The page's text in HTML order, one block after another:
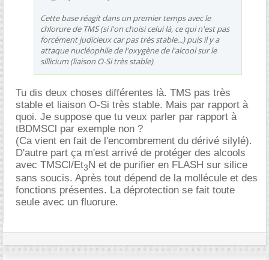
Cette base réagit dans un premier temps avec le
chlorure de TMS (si l'on choisi celui là, ce qui n'est pas
forcément judicieux car pas très stable...) puis il y a
attaque nucléophile de l'oxygène de l'alcool sur le
sillicium (liaison O-Si très stable)
Tu dis deux choses différentes là. TMS pas très
stable et liaison O-Si très stable. Mais par rapport à
quoi. Je suppose que tu veux parler par rapport à
tBDMSCl par exemple non ?
(Ca vient en fait de l'encombrement du dérivé silylé).
D'autre part ça m'est arrivé de protéger des alcools
avec TMSCl/Et3N et de purifier en FLASH sur silice
sans soucis. Après tout dépend de la mollécule et des
fonctions présentes. La déprotection se fait toute
seule avec un fluorure.